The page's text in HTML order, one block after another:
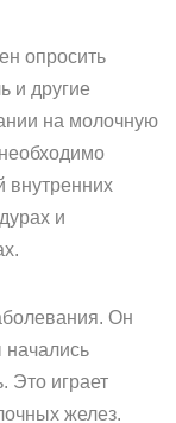
опросить
и другие
на молочную
внутренних
и
Он
начались
Это играет
желез.